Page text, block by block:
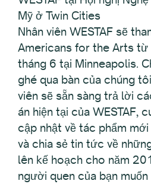
Mỹ ở Twin Cities
Nhân viên WESTAF sẽ
Americans for the Arts từ
tháng 6 tại Minneapolis.
ghé qua bàn của chúng
viên sẽ sẵn sàng trả lời
án hiện tại của WESTAF,
cập nhật về tác phẩm
và chia sẻ tin tức về
lên kế hoạch cho năm
người quen của bạn